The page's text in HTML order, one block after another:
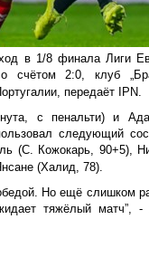
в 1/8 финала Лиги
счётом 2:0, клуб
передаёт IPN.
с пенальти) и
следующий
(С. Кожокарь, 90+5),
(Халид, 78).
Но ещё слишком
тяжёлый матч”, -